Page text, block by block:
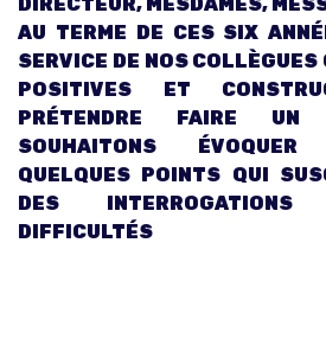
AU TERME DE CES SIX
SERVICE DE NOS
POSITIVES ET
PRÉTENDRE FAIRE UN
SOUHAITONS
QUELQUES POINTS QUI
DES
DIFFICULTÉS